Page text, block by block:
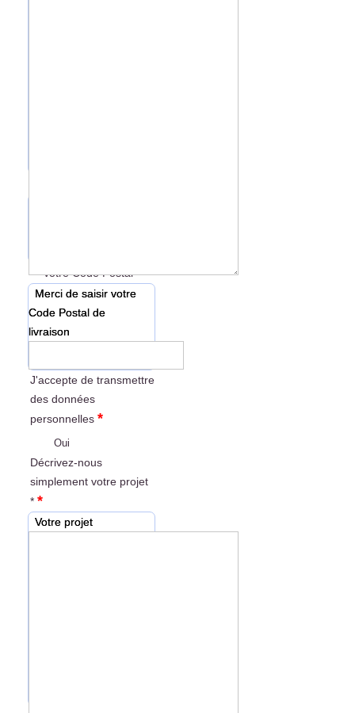
Votre Code Postal*
Merci de saisir votre
Code Postal de
livraison
J'accepte de transmettre
des données
personnelles *
Oui
Décrivez-nous
simplement votre projet
* *
Votre projet